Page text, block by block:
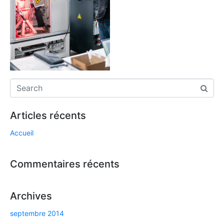
Articles récents
Accueil
Commentaires récents
Archives
septembre 2014